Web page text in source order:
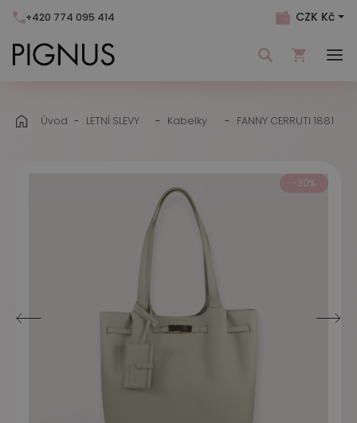
+420 774 095 414 CZK Kč
Přidejte produkty do košíku.
Úvod LETNÍ SLEVY Kabelky FANNY CERRUTI 1881
-30%